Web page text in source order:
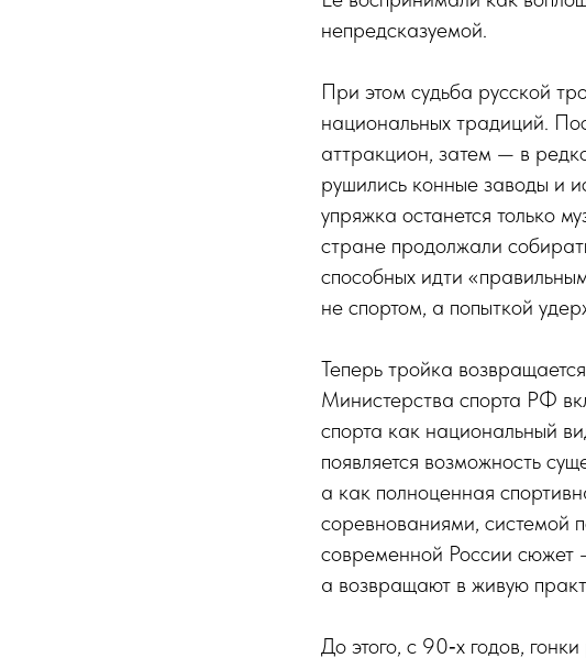
непредсказуемой.
При этом судьба русской
национальных традиций.
аттракцион, затем — в
рушились конные заводы и
упряжка останется только
стране продолжали
способных идти
не спортом, а попыткой
Теперь тройка
Министерства спорта РФ
спорта как национальный
появляется возможность
а как полноценная
соревнованиями, системой
современной России сюжет
а возвращают в живую
До этого, с 90‑х годов,